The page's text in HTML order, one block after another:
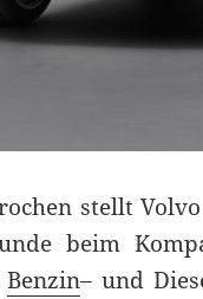
stellt
beim
Benzin– und